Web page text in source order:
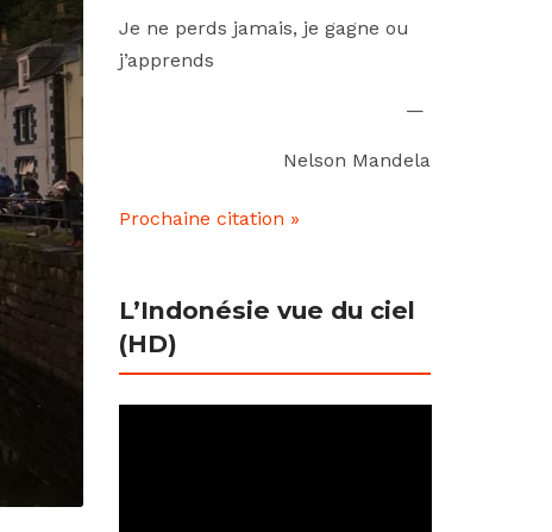
Je ne perds jamais, je gagne ou
j’apprends
—
Nelson Mandela
Prochaine citation »
L’Indonésie vue du ciel
(HD)